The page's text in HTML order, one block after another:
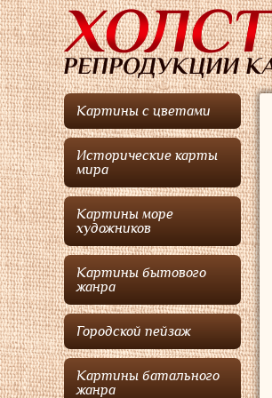
Картины с цветами
Исторические карты
мира
Картины море
художников
Картины бытового
жанра
Городской пейзаж
Картины батального
жанра